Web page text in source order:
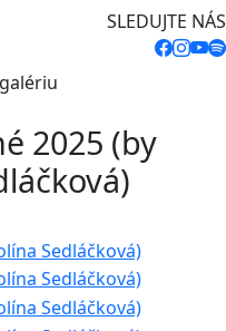
SLEDUJTE NÁS
2025 (by